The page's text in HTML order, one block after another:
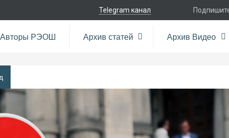
Telegram канал
Авторы РЭОШ Архив статей Архив Видео